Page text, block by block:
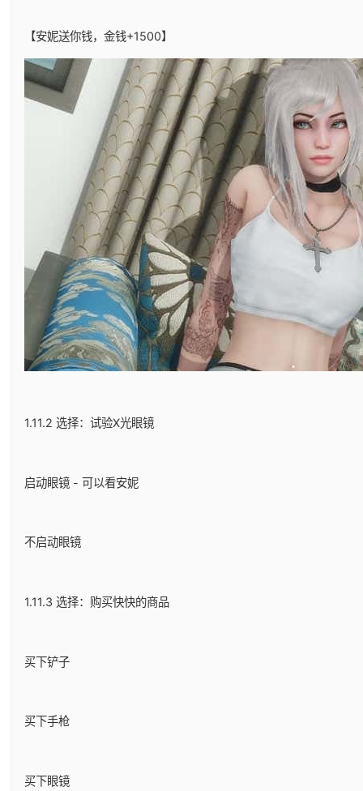
【安妮送你钱，金钱+1500】
1.11.2 选择：试验X光眼镜
启动眼镜 - 可以看安妮
不启动眼镜
1.11.3 选择：购买快快的商品
买下铲子
买下手枪
买下眼镜